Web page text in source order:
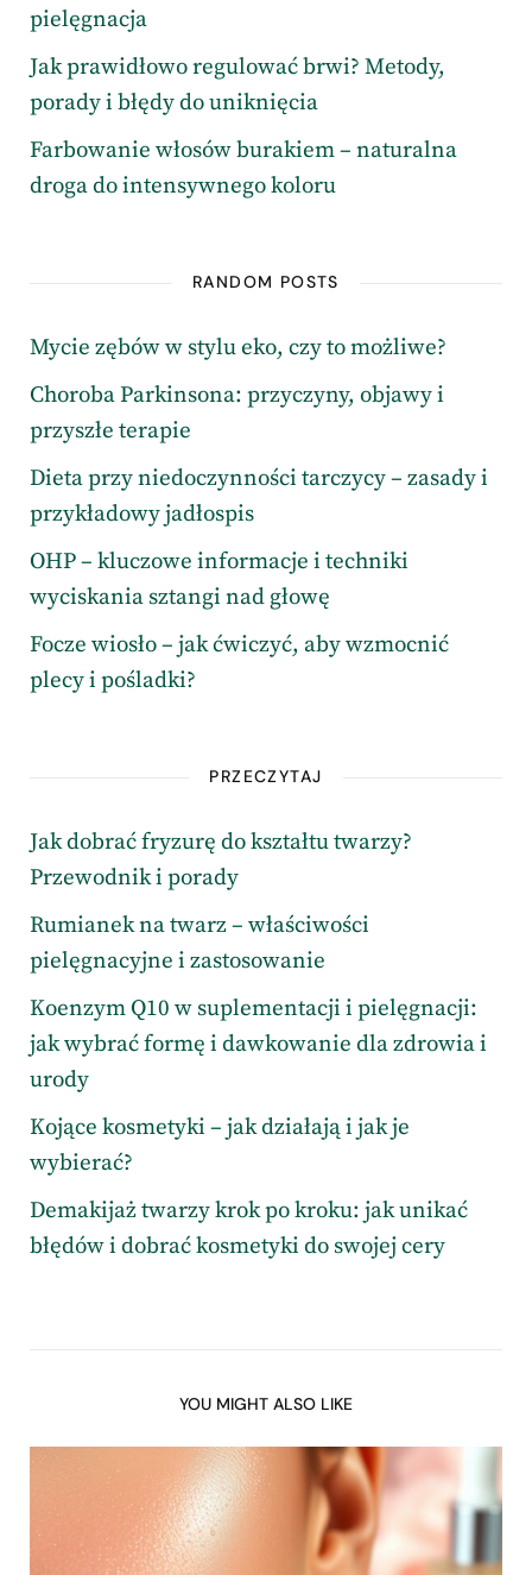
pielęgnacja
Jak prawidłowo regulować brwi? Metody,
porady i błędy do uniknięcia
Farbowanie włosów burakiem – naturalna
droga do intensywnego koloru
RANDOM POSTS
Mycie zębów w stylu eko, czy to możliwe?
Choroba Parkinsona: przyczyny, objawy i
przyszłe terapie
Dieta przy niedoczynności tarczycy – zasady i
przykładowy jadłospis
OHP – kluczowe informacje i techniki
wyciskania sztangi nad głowę
Focze wiosło – jak ćwiczyć, aby wzmocnić
plecy i pośladki?
PRZECZYTAJ
Jak dobrać fryzurę do kształtu twarzy?
Przewodnik i porady
Rumianek na twarz – właściwości
pielęgnacyjne i zastosowanie
Koenzym Q10 w suplementacji i pielęgnacji:
jak wybrać formę i dawkowanie dla zdrowia i
urody
Kojące kosmetyki – jak działają i jak je
wybierać?
Demakijaż twarzy krok po kroku: jak unikać
błędów i dobrać kosmetyki do swojej cery
YOU MIGHT ALSO LIKE